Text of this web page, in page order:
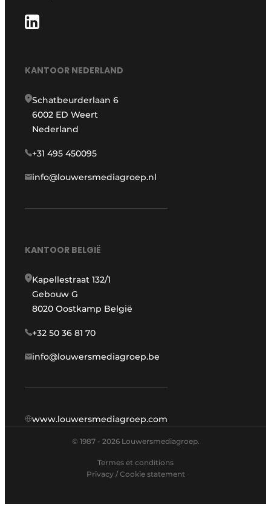
KANTOOR NEDERLAND
Schatbeurderlaan 6
6002 ED Weert
Nederland
+31 495 450095
info@louwersmediagroep.nl
KANTOOR BELGIË
Kapellestraat 132/1
Gebouw G
8020 Oostkamp België
+32 50 36 81 70
info@louwersmediagroep.be
www.louwersmediagroep.com
© 1987 - 2026 Louwersmediagroep.
Termes et conditions
Privacy / Cookie statement